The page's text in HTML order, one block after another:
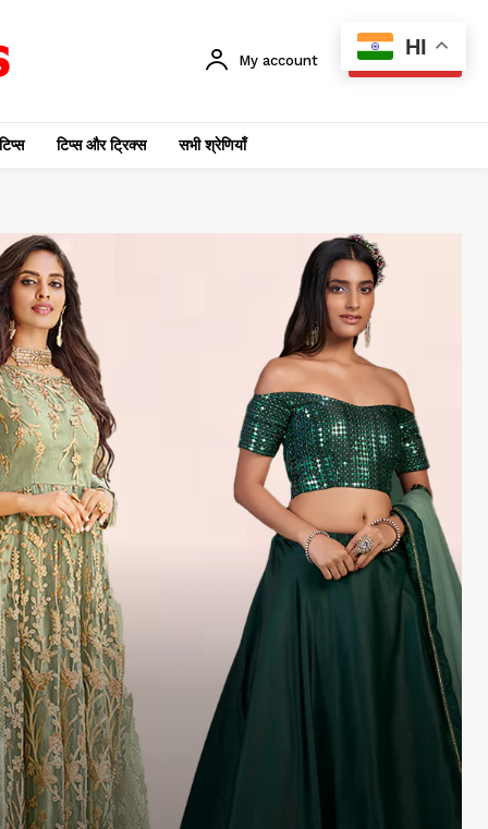
My account SUBSCRIBE
टिप्स और ट्रिक्स सभी श्रेणियाँ
HI